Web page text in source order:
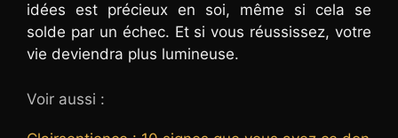
idées est précieux en soi, même si cela se
solde par un échec. Et si vous réussissez, votre
vie deviendra plus lumineuse.
Voir aussi :